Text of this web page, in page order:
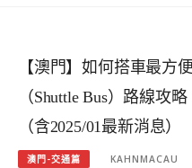
【澳門】如何搭車最方
（Shuttle Bus）路線攻
（含2025/01最新消息）
澳門-交通篇 KAHNMACAU